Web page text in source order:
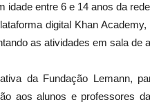
idade entre 6 e 14 anos da
digital Khan
as atividades em sala de
da Fundação Lemann,
aos alunos e professores